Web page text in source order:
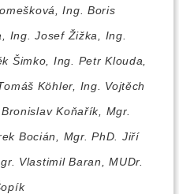
Ing. Boris
Ing. Josef Žižka, Ing.
Šimko, Ing. Petr Klouda,
Köhler, Ing. Vojtěch
Koňařík, Mgr.
Bocián, Mgr. PhD. Jiří
Vlastimil Baran, MUDr.